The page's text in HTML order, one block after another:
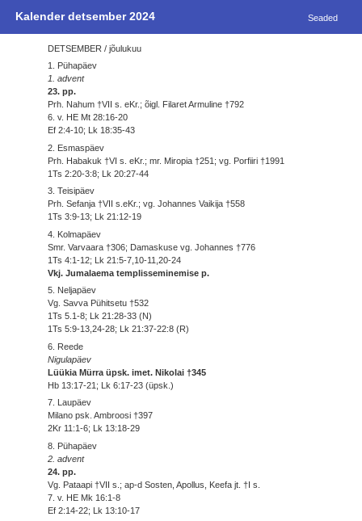
Kalender detsember 2024 Seaded
DETSEMBER / jõulukuu
1. Pühapäev
1. advent
23. pp.
Prh. Nahum †VII s. eKr.; õigl. Filaret Armuline †792
6. v. HE Mt 28:16-20
Ef 2:4-10; Lk 18:35-43
2. Esmaspäev
Prh. Habakuk †VI s. eKr.; mr. Miropia †251; vg. Porfiiri †1991
1Ts 2:20-3:8; Lk 20:27-44
3. Teisipäev
Prh. Sefanja †VII s.eKr.; vg. Johannes Vaikija †558
1Ts 3:9-13; Lk 21:12-19
4. Kolmapäev
Smr. Varvaara †306; Damaskuse vg. Johannes †776
1Ts 4:1-12; Lk 21:5-7,10-11,20-24
Vkj. Jumalaema templisseminemise p.
5. Neljapäev
Vg. Savva Pühitsetu †532
1Ts 5.1-8; Lk 21:28-33 (N)
1Ts 5:9-13,24-28; Lk 21:37-22:8 (R)
6. Reede
Nigulapäev
Lüükia Mürra üpsk. imet. Nikolai †345
Hb 13:17-21; Lk 6:17-23 (üpsk.)
7. Laupäev
Milano psk. Ambroosi †397
2Kr 11:1-6; Lk 13:18-29
8. Pühapäev
2. advent
24. pp.
Vg. Pataapi †VII s.; ap-d Sosten, Apollus, Keefa jt. †I s.
7. v. HE Mk 16:1-8
Ef 2:14-22; Lk 13:10-17